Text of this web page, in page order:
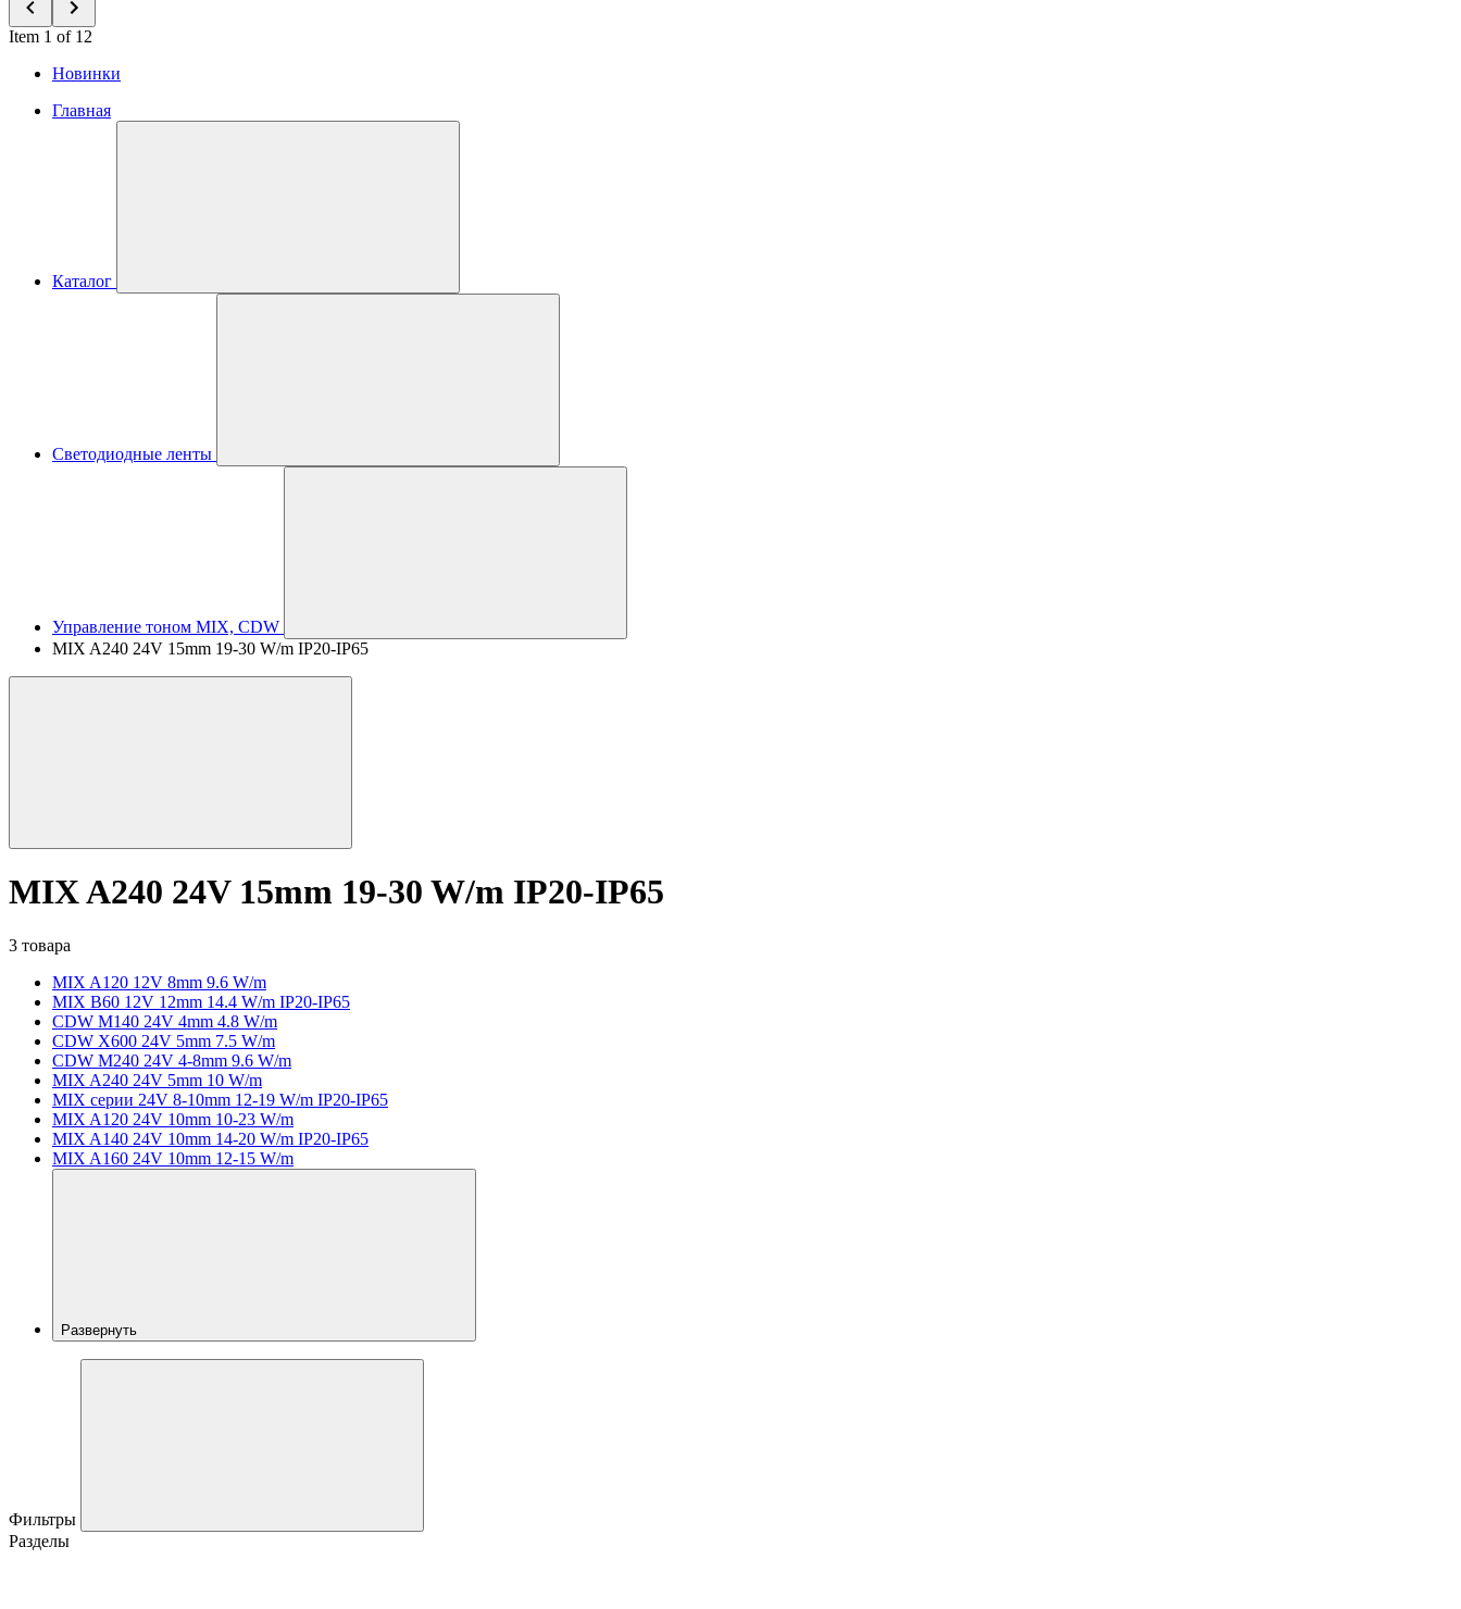
Item 1 of 12
Новинки
Главная
Каталог
Светодиодные ленты
Управление тоном MIX, CDW
MIX A240 24V 15mm 19-30 W/m IP20-IP65
MIX A240 24V 15mm 19-30 W/m IP20-IP65
3 товара
MIX A120 12V 8mm 9.6 W/m
MIX B60 12V 12mm 14.4 W/m IP20-IP65
CDW M140 24V 4mm 4.8 W/m
CDW X600 24V 5mm 7.5 W/m
CDW M240 24V 4-8mm 9.6 W/m
MIX A240 24V 5mm 10 W/m
MIX серии 24V 8-10mm 12-19 W/m IP20-IP65
MIX A120 24V 10mm 10-23 W/m
MIX A140 24V 10mm 14-20 W/m IP20-IP65
MIX A160 24V 10mm 12-15 W/m
Развернуть
Фильтры
Разделы